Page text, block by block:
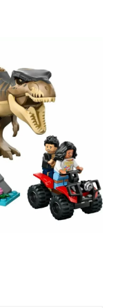
также
по которой
самостоятельно
на то, что
они
нельзя
Малышу
уютно и
кататься на